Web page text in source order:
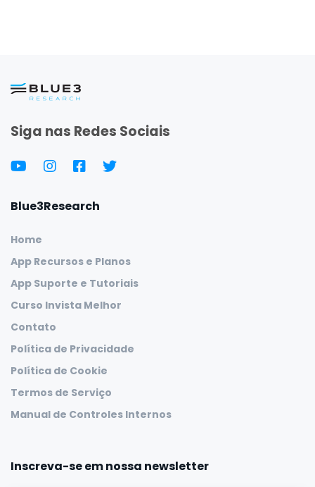
Siga nas Redes Sociais
Blue3Research
Home
App Recursos e Planos
App Suporte e Tutoriais
Curso Invista Melhor
Contato
Política de Privacidade
Política de Cookie
Termos de Serviço
Manual de Controles Internos
Inscreva-se em nossa newsletter